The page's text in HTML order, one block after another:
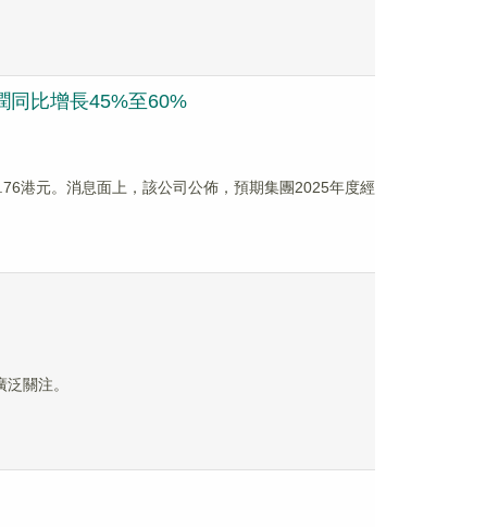
同比增長45%至60%
港元。消息面上，該公司公佈，預期集團2025年度經
關注。